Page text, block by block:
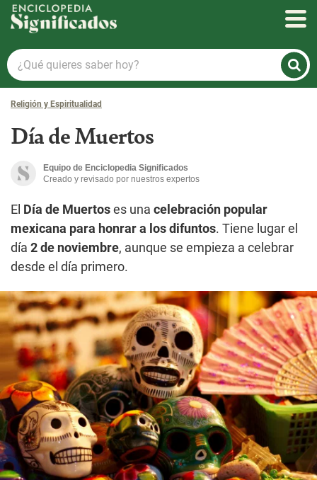
Enciclopedia Significados
¿Qué
quieres
saber
hoy?
Religión y Espiritualidad
Día de Muertos
Equipo de Enciclopedia Significados
Creado y revisado por nuestros expertos
El Día de Muertos es una celebración popular
mexicana para honrar a los difuntos. Tiene lugar el
día 2 de noviembre, aunque se empieza a celebrar
desde el día primero.